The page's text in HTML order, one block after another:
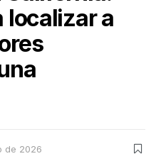
localizar a
de 2026